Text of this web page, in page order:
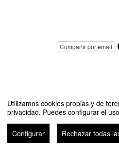
Utilizamos cookies propias y de
privacidad. Puedes configurar el
Configurar Rechazar todas
Compartir por email
Programa de